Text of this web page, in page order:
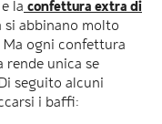
e la confettura extra di
si abbinano molto
Ma ogni confettura
rende unica se
seguito alcuni
i baffi: